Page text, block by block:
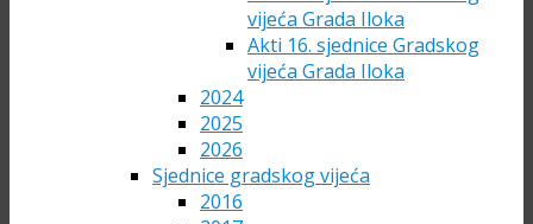
vijeća Grada Iloka
Akti 16. sjednice Gradskog
vijeća Grada Iloka
2024
2025
2026
Sjednice gradskog vijeća
2016